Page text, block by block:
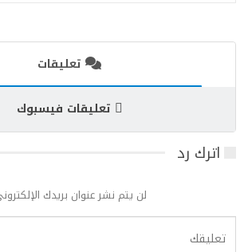
تعليقات
تعليقات فيسبوك
اترك رد
لن يتم نشر عنوان بريدك